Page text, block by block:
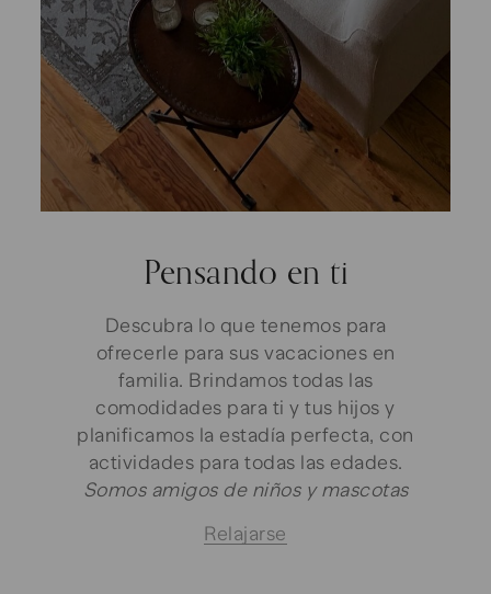
Pensando en ti
Descubra lo que tenemos para
ofrecerle para sus vacaciones en
familia. Brindamos todas las
comodidades para ti y tus hijos y
planificamos la estadía perfecta, con
actividades para todas las edades.
Somos amigos de niños y mascotas
Relajarse